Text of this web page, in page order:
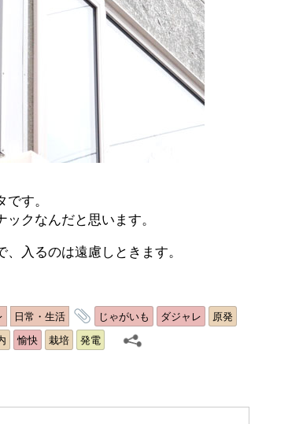
す。
クなんだと思います。
入るのは遠慮しときます。
日常・生活
タ
グ
じゃがいも ダジャレ
原発
愉快 栽培 発電